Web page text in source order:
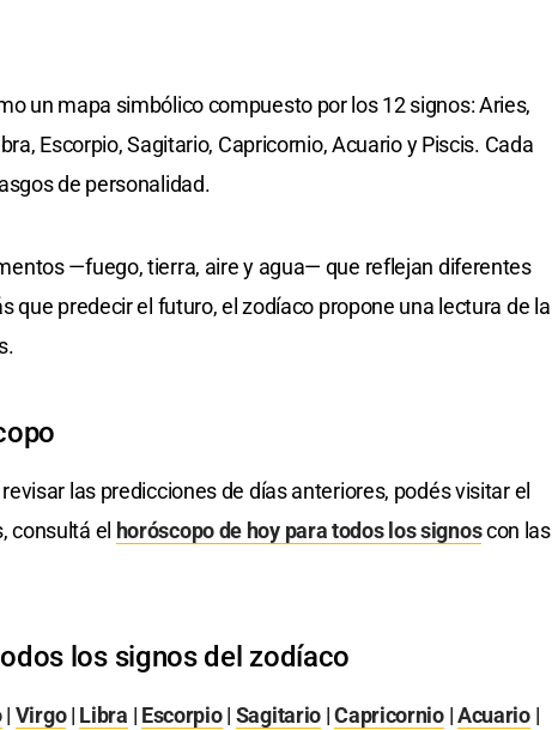
un mapa simbólico compuesto por los 12 signos: Aries,
Escorpio, Sagitario, Capricornio, Acuario y Piscis. Cada
de personalidad.
—fuego, tierra, aire y agua— que reflejan diferentes
que predecir el futuro, el zodíaco propone una lectura de la
las predicciones de días anteriores, podés visitar el
consultá el horóscopo de hoy para todos los signoscon las
los signos del zodíaco
| Virgo| Libra | Escorpio| Sagitario |Capricornio|Acuario|